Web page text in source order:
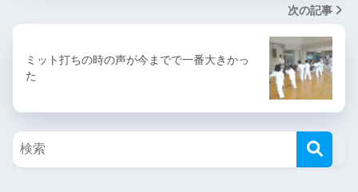
次の記事
ミット打ちの時の声が今までで一番大きかっ
た